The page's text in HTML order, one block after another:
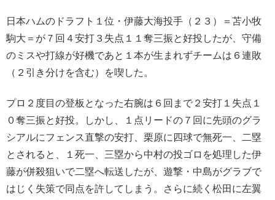
日本ハムのドラフト１位・伊藤大海投手（２３）＝苫小牧
駒大＝が７回４安打３失点１１奪三振と好投したが、守備
のミスや打線が好機であと１本が生まれずチームは６連敗
（２引き分けを含む）を喫した。
プロ２度目の登板となった右腕は６回まで２安打１失点１
０奪三振と好投。しかし、１点リードの７回に先頭のグラ
シアルにフェンス直撃の安打、栗原に四球で無死一、二塁
とされると、１死一、三塁から中村の投ゴロを処理した伊
藤が併殺狙いで二塁へ転送したが、遊撃・中島がグラブで
はじく失策で同点を許してしまう。さらに続く松田に左翼